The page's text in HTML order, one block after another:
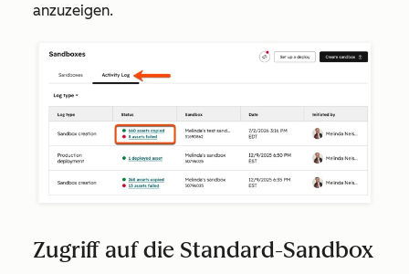
anzuzeigen.
Zugriff auf die Standard-Sandbox